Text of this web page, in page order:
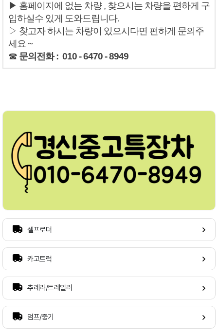
▶ 홈페이지에 없는 차량 , 찾으시는 차량을 편하게 구
입하실수 있게 도와드립니다.
▷ 찾고자 하시는 차량이 있으시다면 편하게 문의주
세요 ~
☎ 문의전화 : 010 - 6470 - 8949
셀프로더
카고트럭
추레라/트레일러
덤프/중기